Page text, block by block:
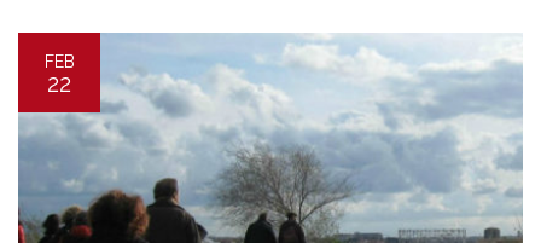
FEB
22